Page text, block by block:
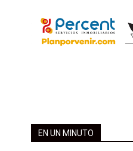
EN UN MINUTO